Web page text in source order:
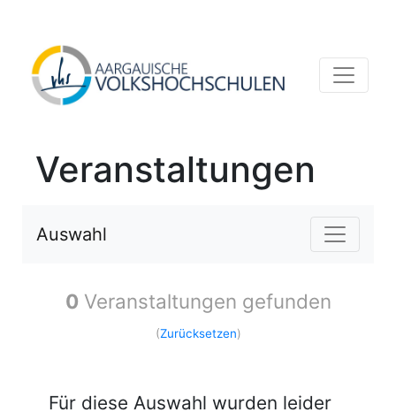
Veranstaltungen
Auswahl
0 Veranstaltungen gefunden
(Zurücksetzen)
Für diese Auswahl wurden leider